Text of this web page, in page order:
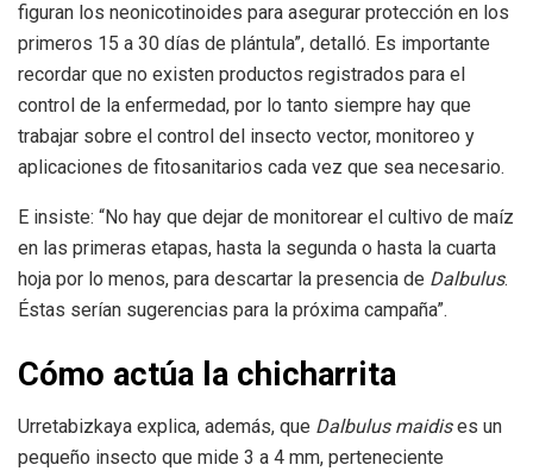
figuran los neonicotinoides para asegurar protección en los
primeros 15 a 30 días de plántula”, detalló. Es importante
recordar que no existen productos registrados para el
control de la enfermedad, por lo tanto siempre hay que
trabajar sobre el control del insecto vector, monitoreo y
aplicaciones de fitosanitarios cada vez que sea necesario.
E insiste: “No hay que dejar de monitorear el cultivo de maíz
en las primeras etapas, hasta la segunda o hasta la cuarta
hoja por lo menos, para descartar la presencia de Dalbulus.
Éstas serían sugerencias para la próxima campaña”.
Cómo actúa la chicharrita
Urretabizkaya explica, además, que Dalbulus maidis es un
pequeño insecto que mide 3 a 4 mm, perteneciente